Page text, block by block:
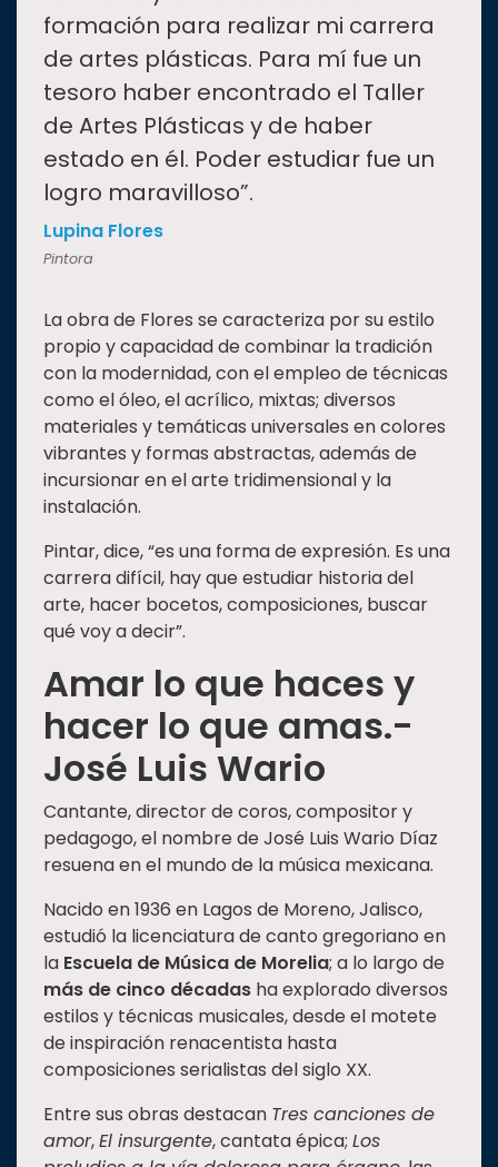
formación para realizar mi carrera
de artes plásticas. Para mí fue un
tesoro haber encontrado el Taller
de Artes Plásticas y de haber
estado en él. Poder estudiar fue un
logro maravilloso”.
Lupina Flores
Pintora
La obra de Flores se caracteriza por su estilo
propio y capacidad de combinar la tradición
con la modernidad, con el empleo de técnicas
como el óleo, el acrílico, mixtas; diversos
materiales y temáticas universales en colores
vibrantes y formas abstractas, además de
incursionar en el arte tridimensional y la
instalación.
Pintar, dice, “es una forma de expresión. Es una
carrera difícil, hay que estudiar historia del
arte, hacer bocetos, composiciones, buscar
qué voy a decir”.
Amar lo que haces y
hacer lo que amas.-
José Luis Wario
Cantante, director de coros, compositor y
pedagogo, el nombre de José Luis Wario Díaz
resuena en el mundo de la música mexicana.
Nacido en 1936 en Lagos de Moreno, Jalisco,
estudió la licenciatura de canto gregoriano en
la Escuela de Música de Morelia; a lo largo de
más de cinco décadas ha explorado diversos
estilos y técnicas musicales, desde el motete
de inspiración renacentista hasta
composiciones serialistas del siglo XX.
Entre sus obras destacan Tres canciones de
amor,El insurgente, cantata épica; Los